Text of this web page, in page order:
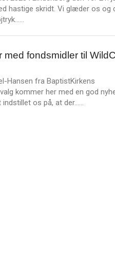
hastige skridt. Vi glæder os og
m
e
fondsmidler til
Hansen fra BaptistKirkens
kommer her med en god
indstillet os på, at der……